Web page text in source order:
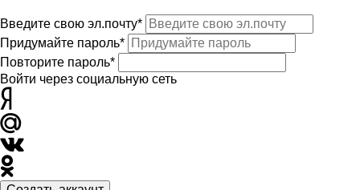
Введите свою эл.почту*
Придумайте пароль*
Повторите пароль*
Войти через социальную сеть